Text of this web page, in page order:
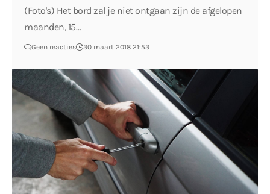
(Foto's) Het bord zal je niet ontgaan zijn de afgelopen
maanden, 15…
Geen reacties 30 maart 2018 21:53